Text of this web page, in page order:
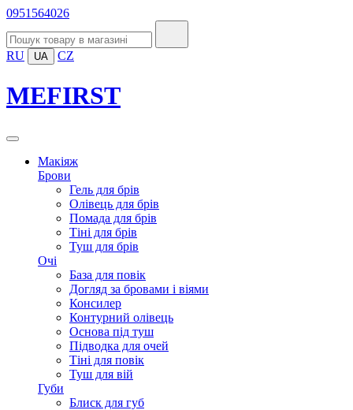
0951564026
RU UA CZ
MEFIRST
Макіяж
Брови
Гель для брів
Олівець для брів
Помада для брів
Тіні для брів
Туш для брів
Очі
База для повік
Догляд за бровами і віями
Консилер
Контурний олівець
Основа під туш
Підводка для очей
Тіні для повік
Туш для вій
Губи
Блиск для губ